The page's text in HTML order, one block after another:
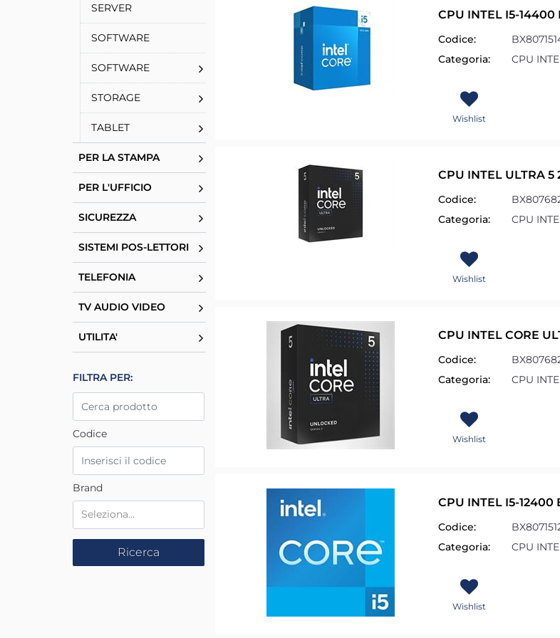
SERVER
SOFTWARE
SOFTWARE
STORAGE
TABLET
PER LA STAMPA
PER L'UFFICIO
SICUREZZA
SISTEMI POS-LETTORI
TELEFONIA
TV AUDIO VIDEO
UTILITA'
La modifica di un filtro aggiorna automaticamente gli altri filtri disponibili.
FILTRA PER:
Codice
Brand
CPU INTEL I5-14400
Codice:
Categoria:
CPU
Wishlist
CPU INTEL ULTRA 5
Codice:
Categoria:
CPU
Wishlist
CPU INTEL CORE
Codice:
Categoria:
CPU
Wishlist
CPU INTEL I5-12400
Codice:
Categoria:
CPU
Wishlist